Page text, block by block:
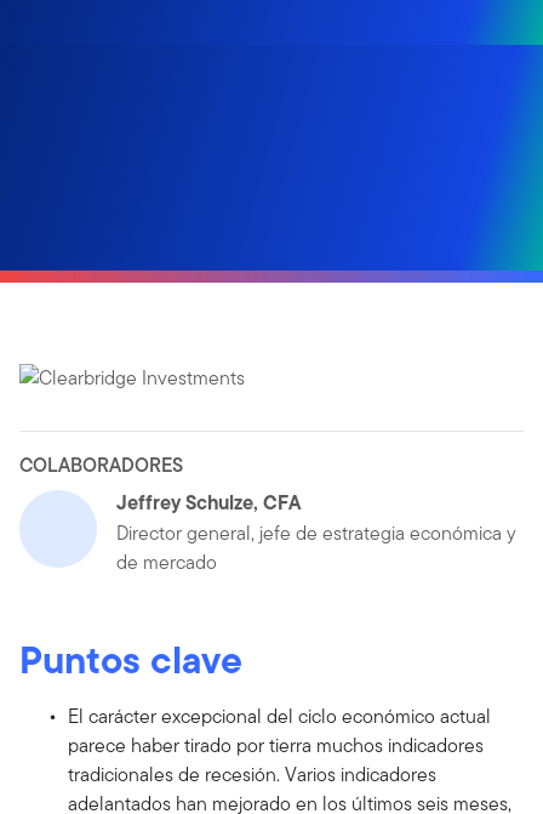
COLABORADORES
Jeffrey Schulze, CFA
Director general, jefe de estrategia económica y
de mercado
Puntos clave
El carácter excepcional del ciclo económico actual
parece haber tirado por tierra muchos indicadores
tradicionales de recesión. Varios indicadores
adelantados han mejorado en los últimos seis meses,